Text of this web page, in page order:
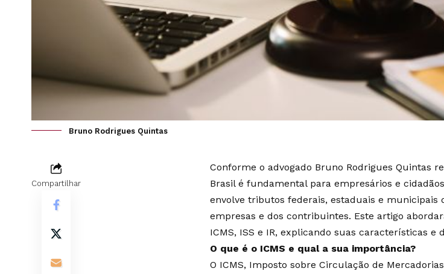
Bruno Rodrigues Quintas
Compartilhar
Conforme o advogado Bruno Rodrigues Quintas
Brasil é fundamental para empresários e
envolve tributos federais, estaduais e
empresas e dos contribuintes. Este artigo
ICMS, ISS e IR, explicando suas características e
O que é o ICMS e qual a sua importância?
O ICMS, Imposto sobre Circulação de